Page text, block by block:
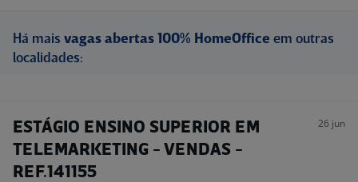
Há mais vagas abertas 100% HomeOffice em outras
localidades:
ESTÁGIO ENSINO SUPERIOR EM
TELEMARKETING - VENDAS -
REF.141155
26 jun